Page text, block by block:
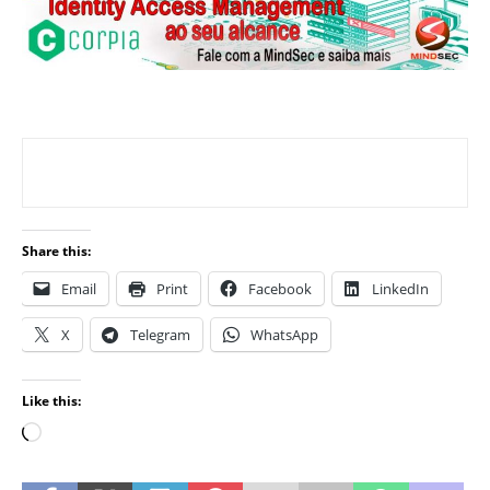
Share this:
Email Print Facebook LinkedIn
X Telegram WhatsApp
Like this: